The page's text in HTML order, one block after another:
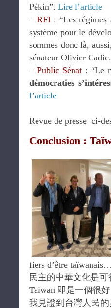
Pékin”. Lire l’article
– RFI: “Les régimes
système pour le
sommes donc là,
sénateur Olivier
– Public Sénat : “Le
démocraties
l’article
Revue de presse ci-
Conclusion :
fiers d’être
民主的中華文化是可
Taiwan 即是一個很
我見證到台灣人民